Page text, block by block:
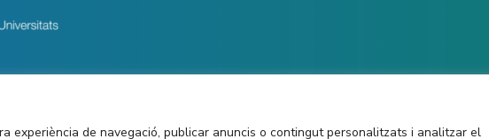
experiència de navegació, publicar anuncis o contingut personalitzats i analitzar el